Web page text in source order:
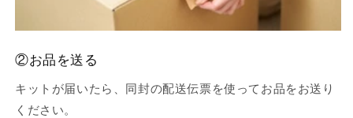
②お品を送る
キットが届いたら、同封の配送伝票を使ってお品をお送り
ください。